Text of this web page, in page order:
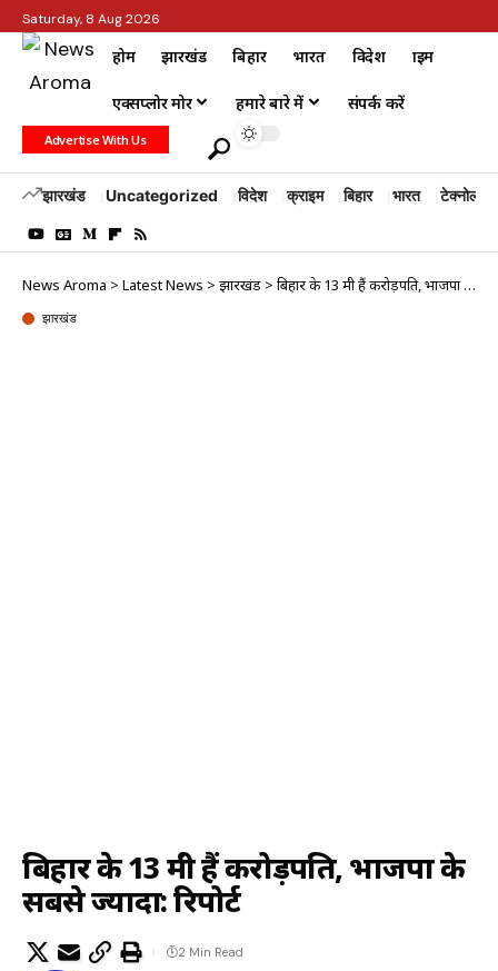
Saturday, 8 Aug 2026
होम झारखंड बिहार भारत विदेश क्राइम
एक्सप्लोर मोर हमारे बारे में संपर्क करें
Advertise With Us
झारखंड Uncategorized विदेश क्राइम बिहार भारत टेक्नोलॉजी
News Aroma > Latest News > झारखंड > बिहार के 13 मंत्री हैं करोड़पति, भाजपा के सबसे ज्यादा: रिपोर्ट
झारखंड
बिहार के 13 मंत्री हैं करोड़पति, भाजपा के
सबसे ज्यादा: रिपोर्ट
2 Min Read